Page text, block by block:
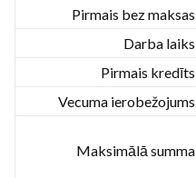
Pirmais bez maksas
Darba laiks
Pirmais kredīts
Vecuma ierobežojums
Maksimālā summa